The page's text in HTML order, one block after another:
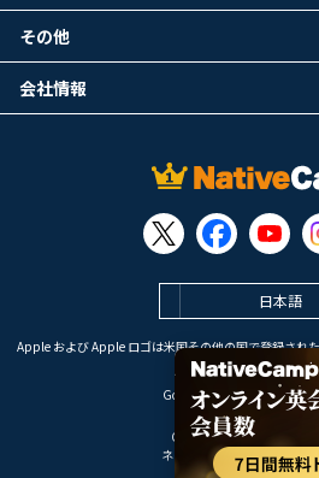
日本語
Apple および Apple ロゴは米国その他の国で登録され
Apple Inc. のサービスマー
Google Play は Google LLC
Copyright © 2026 オンラ
ネイティブキャンプ All
その他
会社情報